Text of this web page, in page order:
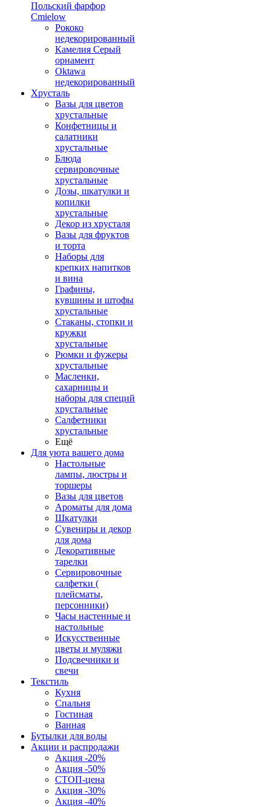
Польский фарфор
Сmielow
Рококо
недекорированный
Камелия Серый
орнамент
Oktawa
недекорированный
Хрусталь
Вазы для цветов
хрустальные
Конфетницы и
салатники
хрустальные
Блюда
сервировочные
хрустальные
Дозы, шкатулки и
копилки
хрустальные
Декор из хрусталя
Вазы для фруктов
и торта
Наборы для
крепких напитков
и вина
Графины,
кувшины и штофы
хрустальные
Стаканы, стопки и
кружки
хрустальные
Рюмки и фужеры
хрустальные
Масленки,
сахарницы и
наборы для специй
хрустальные
Салфетники
хрустальные
Ещё
Для уюта вашего дома
Настольные
лампы, люстры и
торшеры
Вазы для цветов
Ароматы для дома
Шкатулки
Сувениры и декор
для дома
Декоративные
тарелки
Сервировочные
салфетки (
плейсматы,
персонники)
Часы настенные и
настольные
Искусственные
цветы и муляжи
Подсвечники и
свечи
Текстиль
Кухня
Спальня
Гостиная
Ванная
Бутылки для воды
Акции и распродажи
Акция -20%
Акция -50%
СТОП-цена
Акция -30%
Акция -40%